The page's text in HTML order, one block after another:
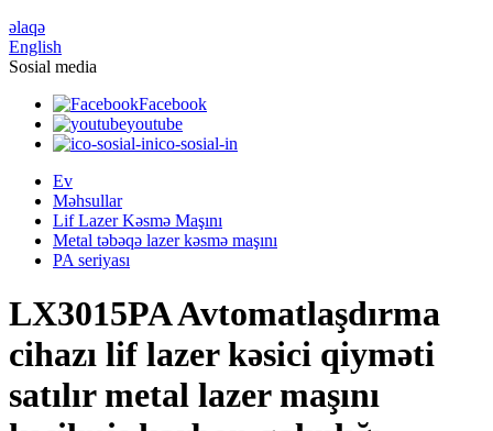
əlaqə
English
Sosial media
Facebook
youtube
ico-sosial-in
Ev
Məhsullar
Lif Lazer Kəsmə Maşını
Metal təbəqə lazer kəsmə maşını
PA seriyası
LX3015PA Avtomatlaşdırma
cihazı lif lazer kəsici qiyməti
satılır metal lazer maşını